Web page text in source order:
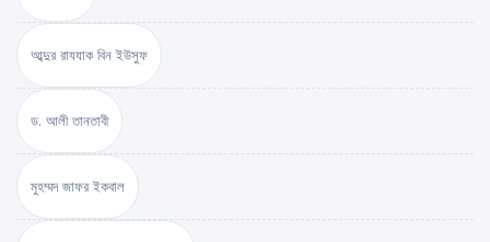
আব্দুর রাযযাক বিন ইউসুফ
ড. আলী তানতাবী
মুহম্মদ জাফর ইকবাল